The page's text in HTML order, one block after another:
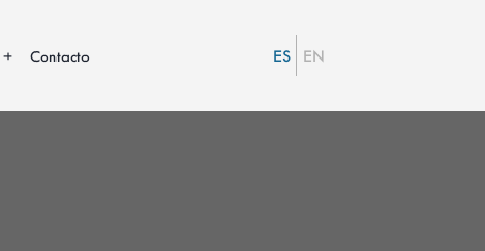
Contacto ES EN